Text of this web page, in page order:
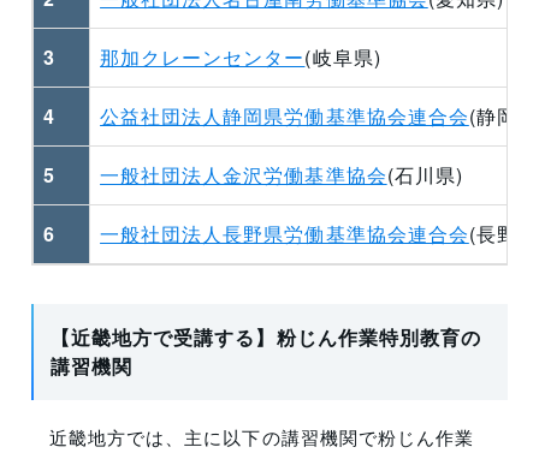
3 那加クレーンセンター(岐阜県)
4 公益社団法人静岡県労働基準協会連合会(静岡
5 一般社団法人金沢労働基準協会(石川県)
6 一般社団法人長野県労働基準協会連合会(長野
【近畿地方で受講する】粉じん作業特別教育の
講習機関
近畿地方では、主に以下の講習機関で粉じん作業